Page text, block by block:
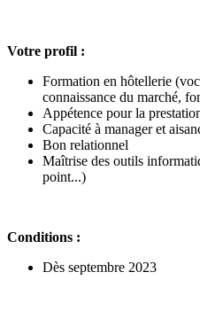
Votre profil :
Formation en hôtellerie
connaissance du marché,
Appétence pour la
Capacité à manager et
Bon relationnel
Maîtrise des outils
point...)
Conditions :
Dès septembre 2023